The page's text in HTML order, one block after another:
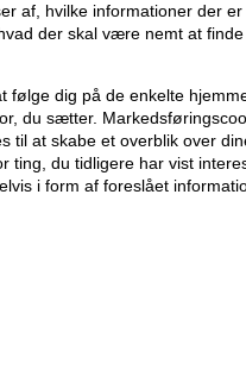
af, hvilke informationer der
der skal være nemt at finde
følge dig på de enkelte
du sætter.
til at skabe et overblik over
ting, du tidligere har vist
i form af foreslået
ordre